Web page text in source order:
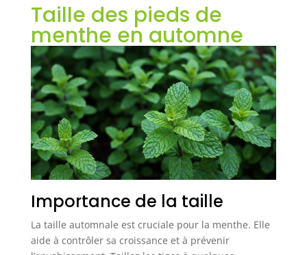
Taille des pieds de
menthe en automne
Importance de la taille
La taille automnale est cruciale pour la menthe. Elle
aide à contrôler sa croissance et à prévenir